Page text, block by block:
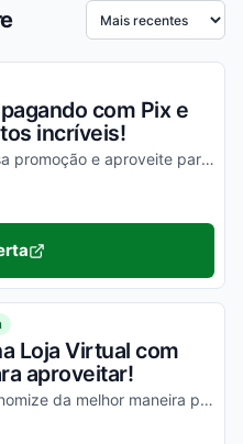
Ordenar por
com Pix e
incríveis!
Confira todos os detalhes dessa promoção e aproveite para economizar agora mesmo!
Loja Virtual com
aproveitar!
Não fique de fora dessa e economize da melhor maneira possível!